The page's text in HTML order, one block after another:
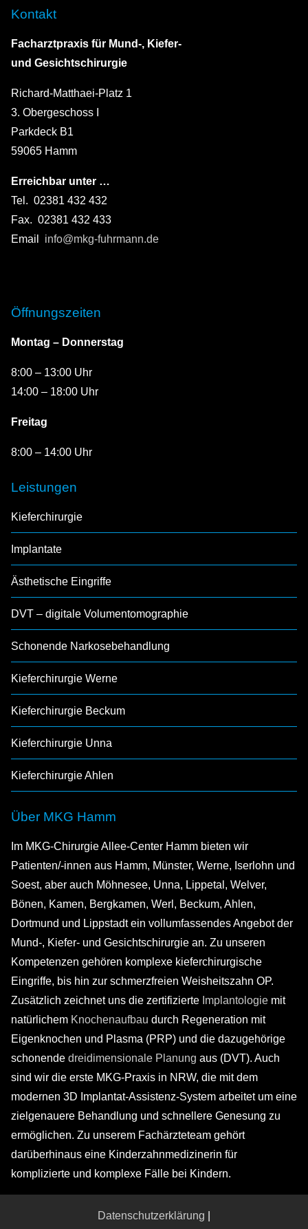
Kontakt
Facharztpraxis für Mund-, Kiefer-
und Gesichtschirurgie
Richard-Matthaei-Platz 1
3. Obergeschoss I
Parkdeck B1
59065 Hamm
Erreichbar unter …
Tel. 02381 432 432
Fax. 02381 432 433
Email info@mkg-fuhrmann.de
Öffnungszeiten
Montag – Donnerstag
8:00 – 13:00 Uhr
14:00 – 18:00 Uhr
Freitag
8:00 – 14:00 Uhr
Leistungen
Kieferchirurgie
Implantate
Ästhetische Eingriffe
DVT – digitale Volumentomographie
Schonende Narkosebehandlung
Kieferchirurgie Werne
Kieferchirurgie Beckum
Kieferchirurgie Unna
Kieferchirurgie Ahlen
Über MKG Hamm
Im MKG-Chirurgie Allee-Center Hamm bieten wir
Patienten/-innen aus Hamm, Münster, Werne, Iserlohn und
Soest, aber auch Möhnesee, Unna, Lippetal, Welver,
Bönen, Kamen, Bergkamen, Werl, Beckum, Ahlen,
Dortmund und Lippstadt ein vollumfassendes Angebot der
Mund-, Kiefer- und Gesichtschirurgie an. Zu unseren
Kompetenzen gehören komplexe kieferchirurgische
Eingriffe, bis hin zur schmerzfreien Weisheitszahn OP.
Zusätzlich zeichnet uns die zertifizierte Implantologie mit
natürlichem Knochenaufbau durch Regeneration mit
Eigenknochen und Plasma (PRP) und die dazugehörige
schonende dreidimensionale Planung aus (DVT). Auch
sind wir die erste MKG-Praxis in NRW, die mit dem
modernen 3D Implantat-Assistenz-System arbeitet um eine
zielgenauere Behandlung und schnellere Genesung zu
ermöglichen. Zu unserem Fachärzteteam gehört
darüberhinaus eine Kinderzahnmedizinerin für
komplizierte und komplexe Fälle bei Kindern.
Datenschutzerklärung